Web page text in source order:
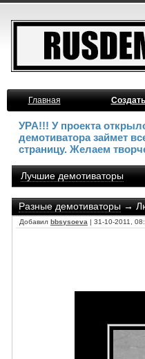
Главная
УРА!!! У проекта
демотиватора займет
страницу. Желаем
Лучшие демотиваторы
Разные демотиваторы→
Добавил bbsysoeva | 31-10-2011,